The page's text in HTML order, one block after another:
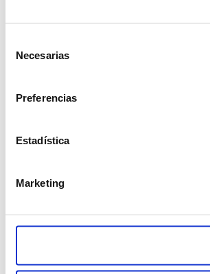
Necesarias
Preferencias
Estadística
Marketing